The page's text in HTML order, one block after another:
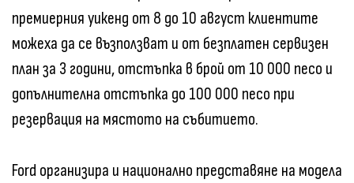
премиерния уикенд от 8 до 10 август клиентите
можеха да се възползват и от безплатен сервизен
план за 3 години, отстъпка в брой от 10 000 песо и
допълнителна отстъпка до 100 000 песо при
резервация на мястото на събитието.
Ford организира и национално представяне на модела